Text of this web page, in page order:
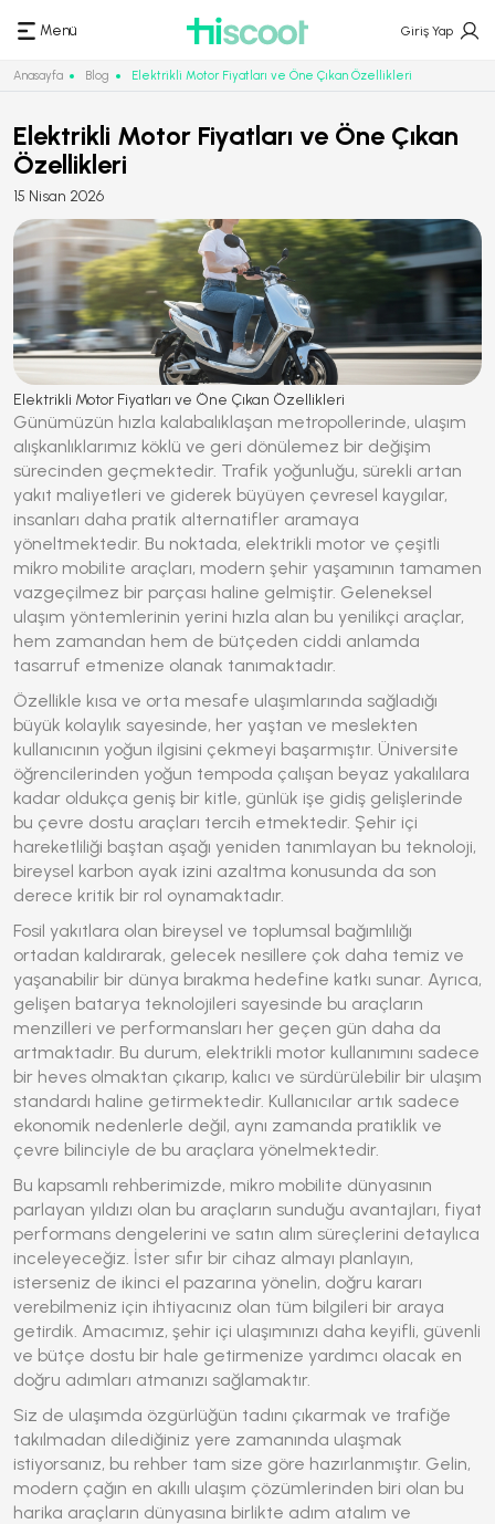
Menü Giriş Yap
Anasayfa Blog Elektrikli Motor Fiyatları ve Öne Çıkan Özellikleri
Elektrikli Motor Fiyatları ve Öne Çıkan
Özellikleri
15 Nisan 2026
Elektrikli Motor Fiyatları ve Öne Çıkan Özellikleri
Günümüzün hızla kalabalıklaşan metropollerinde, ulaşım
alışkanlıklarımız köklü ve geri dönülemez bir değişim
sürecinden geçmektedir. Trafik yoğunluğu, sürekli artan
yakıt maliyetleri ve giderek büyüyen çevresel kaygılar,
insanları daha pratik alternatifler aramaya
yöneltmektedir. Bu noktada, elektrikli motor ve çeşitli
mikro mobilite araçları, modern şehir yaşamının tamamen
vazgeçilmez bir parçası haline gelmiştir. Geleneksel
ulaşım yöntemlerinin yerini hızla alan bu yenilikçi araçlar,
hem zamandan hem de bütçeden ciddi anlamda
tasarruf etmenize olanak tanımaktadır.
Özellikle kısa ve orta mesafe ulaşımlarında sağladığı
büyük kolaylık sayesinde, her yaştan ve meslekten
kullanıcının yoğun ilgisini çekmeyi başarmıştır. Üniversite
öğrencilerinden yoğun tempoda çalışan beyaz yakalılara
kadar oldukça geniş bir kitle, günlük işe gidiş gelişlerinde
bu çevre dostu araçları tercih etmektedir. Şehir içi
hareketliliği baştan aşağı yeniden tanımlayan bu teknoloji,
bireysel karbon ayak izini azaltma konusunda da son
derece kritik bir rol oynamaktadır.
Fosil yakıtlara olan bireysel ve toplumsal bağımlılığı
ortadan kaldırarak, gelecek nesillere çok daha temiz ve
yaşanabilir bir dünya bırakma hedefine katkı sunar. Ayrıca,
gelişen batarya teknolojileri sayesinde bu araçların
menzilleri ve performansları her geçen gün daha da
artmaktadır. Bu durum, elektrikli motor kullanımını sadece
bir heves olmaktan çıkarıp, kalıcı ve sürdürülebilir bir ulaşım
standardı haline getirmektedir. Kullanıcılar artık sadece
ekonomik nedenlerle değil, aynı zamanda pratiklik ve
çevre bilinciyle de bu araçlara yönelmektedir.
Bu kapsamlı rehberimizde, mikro mobilite dünyasının
parlayan yıldızı olan bu araçların sunduğu avantajları, fiyat
performans dengelerini ve satın alım süreçlerini detaylıca
inceleyeceğiz. İster sıfır bir cihaz almayı planlayın,
isterseniz de ikinci el pazarına yönelin, doğru kararı
verebilmeniz için ihtiyacınız olan tüm bilgileri bir araya
getirdik. Amacımız, şehir içi ulaşımınızı daha keyifli, güvenli
ve bütçe dostu bir hale getirmenize yardımcı olacak en
doğru adımları atmanızı sağlamaktır.
Siz de ulaşımda özgürlüğün tadını çıkarmak ve trafiğe
takılmadan dilediğiniz yere zamanında ulaşmak
istiyorsanız, bu rehber tam size göre hazırlanmıştır. Gelin,
modern çağın en akıllı ulaşım çözümlerinden biri olan bu
harika araçların dünyasına birlikte adım atalım ve